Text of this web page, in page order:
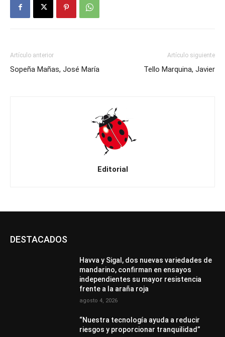
Artículo anterior
Sopeña Mañas, José María
Artículo siguiente
Tello Marquina, Javier
Editorial
DESTACADOS
Havva y Sigal, dos nuevas variedades de
mandarino, confirman en ensayos
independientes su mayor resistencia
frente a la araña roja
agosto 4, 2026
“Nuestra tecnología ayuda a reducir
riesgos y proporcionar tranquilidad”